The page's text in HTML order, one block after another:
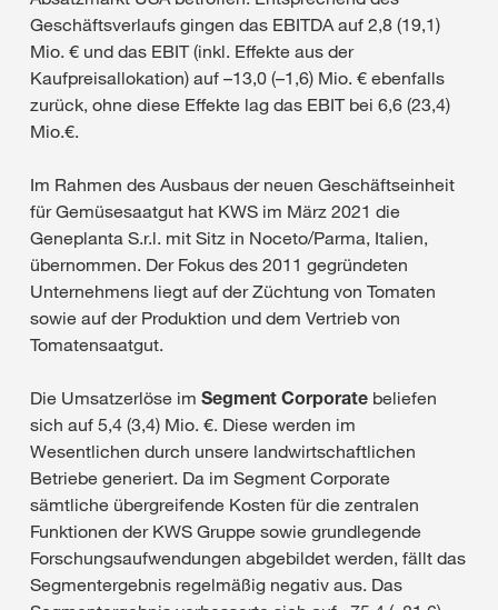
Geschäftsverlaufs gingen das EBITDA auf 2,8 (19,1)
Mio. € und das EBIT (inkl. Effekte aus der
Kaufpreisallokation) auf –13,0 (–1,6) Mio. € ebenfalls
zurück, ohne diese Effekte lag das EBIT bei 6,6 (23,4)
Mio.€.
Im Rahmen des Ausbaus der neuen Geschäftseinheit
für Gemüsesaatgut hat KWS im März 2021 die
Geneplanta S.r.l. mit Sitz in Noceto/Parma, Italien,
übernommen. Der Fokus des 2011 gegründeten
Unternehmens liegt auf der Züchtung von Tomaten
sowie auf der Produktion und dem Vertrieb von
Tomatensaatgut.
Die Umsatzerlöse im Segment Corporate beliefen
sich auf 5,4 (3,4) Mio. €. Diese werden im
Wesentlichen durch unsere landwirtschaftlichen
Betriebe generiert. Da im Segment Corporate
sämtliche übergreifende Kosten für die zentralen
Funktionen der KWS Gruppe sowie grundlegende
Forschungsaufwendungen abgebildet werden, fällt das
Segmentergebnis regelmäßig negativ aus. Das